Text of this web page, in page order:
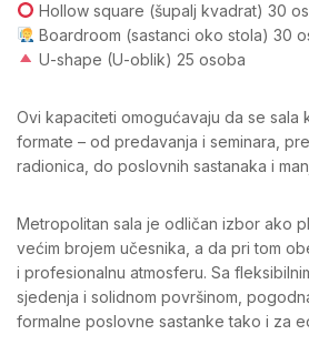
Hollow square (šupalj kvadrat) 30
Boardroom (sastanci oko stola) 30
U-shape (U-oblik) 25 osoba
Ovi kapaciteti omogućavaju da se sala
formate – od predavanja i seminara,
radionica, do poslovnih sastanaka i
Metropolitan sala je odličan izbor ako
većim brojem učesnika, a da pri tom
i profesionalnu atmosferu. Sa
sjedenja i solidnom površinom,
formalne poslovne sastanke tako i za